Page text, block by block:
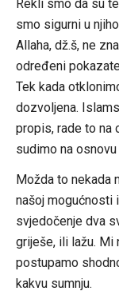
Rekli smo da su
smo sigurni u
Allaha, dž.š, ne
određeni
Tek kada
dozvoljena.
propis, rade to na
sudimo na
Možda to nekada
našoj mogućnosti
svjedočenje dva
griješe, ili lažu. Mi
postupamo
kakvu sumnju.